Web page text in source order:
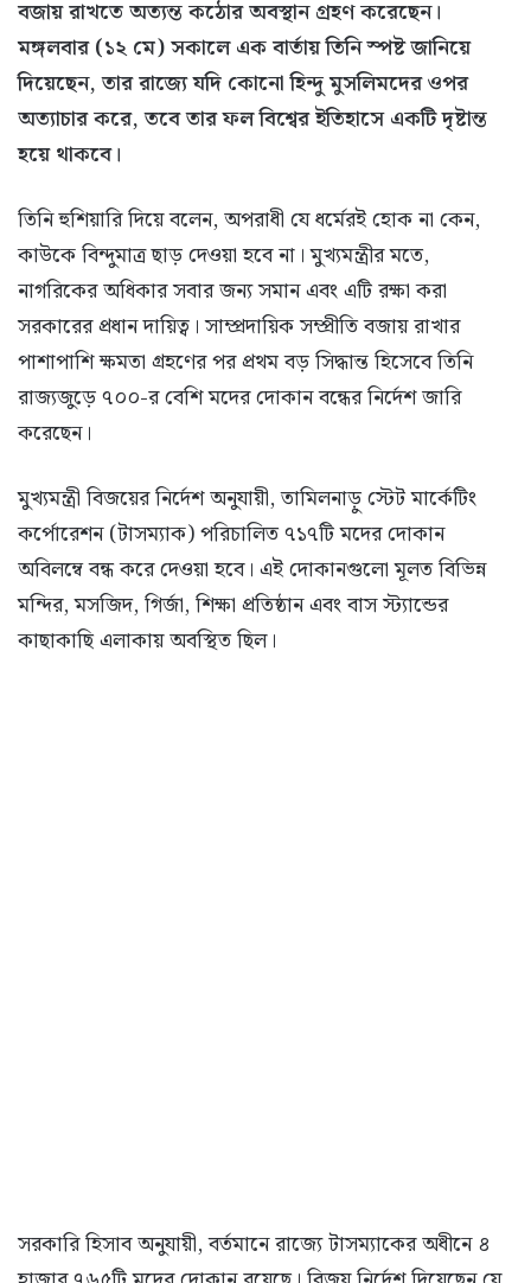
বজায় রাখতে অত্যন্ত কঠোর অবস্থান গ্রহণ করেছেন।
মঙ্গলবার (১২ মে) সকালে এক বার্তায় তিনি স্পষ্ট জানিয়ে
দিয়েছেন, তার রাজ্যে যদি কোনো হিন্দু মুসলিমদের ওপর
অত্যাচার করে, তবে তার ফল বিশ্বের ইতিহাসে একটি দৃষ্টান্ত
হয়ে থাকবে।
তিনি হুশিয়ারি দিয়ে বলেন, অপরাধী যে ধর্মেরই হোক না কেন,
কাউকে বিন্দুমাত্র ছাড় দেওয়া হবে না। মুখ্যমন্ত্রীর মতে,
নাগরিকের অধিকার সবার জন্য সমান এবং এটি রক্ষা করা
সরকারের প্রধান দায়িত্ব। সাম্প্রদায়িক সম্প্রীতি বজায় রাখার
পাশাপাশি ক্ষমতা গ্রহণের পর প্রথম বড় সিদ্ধান্ত হিসেবে তিনি
রাজ্যজুড়ে ৭০০-র বেশি মদের দোকান বন্ধের নির্দেশ জারি
করেছেন।
মুখ্যমন্ত্রী বিজয়ের নির্দেশ অনুযায়ী, তামিলনাড়ু স্টেট মার্কেটিং
কর্পোরেশন (টাসম্যাক) পরিচালিত ৭১৭টি মদের দোকান
অবিলম্বে বন্ধ করে দেওয়া হবে। এই দোকানগুলো মূলত বিভিন্ন
মন্দির, মসজিদ, গির্জা, শিক্ষা প্রতিষ্ঠান এবং বাস স্ট্যান্ডের
কাছাকাছি এলাকায় অবস্থিত ছিল।
সরকারি হিসাব অনুযায়ী, বর্তমানে রাজ্যে টাসম্যাকের অধীনে ৪